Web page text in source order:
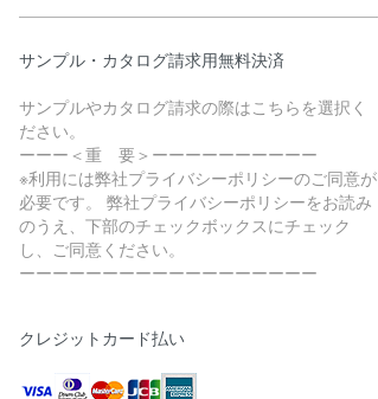
サンプル・カタログ請求用無料決済
サンプルやカタログ請求の際はこちらを選択く
ださい。
ーーー＜重 要＞ーーーーーーーーーー
※利用には弊社プライバシーポリシーのご同意が
必要です。 弊社プライバシーポリシーをお読み
のうえ、下部のチェックボックスにチェック
し、ご同意ください。
ーーーーーーーーーーーーーーーーーー
クレジットカード払い